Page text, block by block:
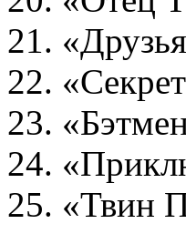
21.
22.
23.
24.
25. «Твин